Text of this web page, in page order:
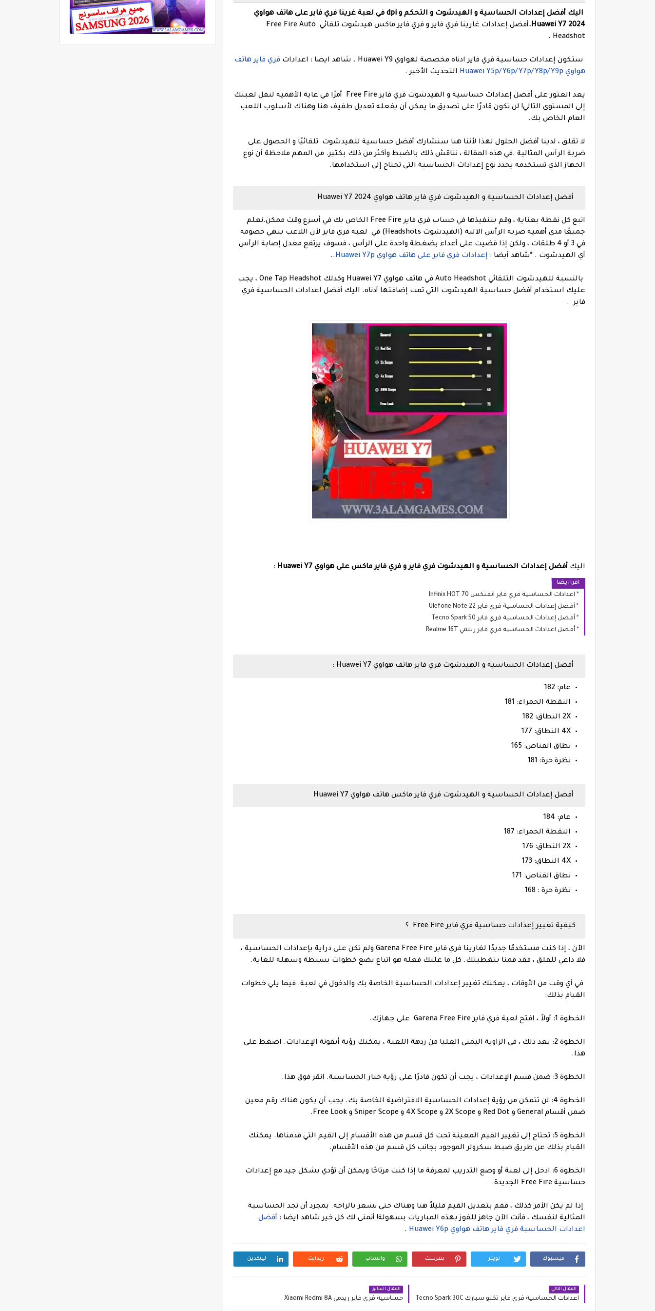
اليك أفضل إعدادات الحساسية و الهيدشوت و التحكم و dpi في لعبة غرينا فري فاير على هاتف
هواوي
Huawei Y7 2024.
أفضل إعدادات غارينا فري فاير و فري فاير ماكس هيدشوت تلقائي Free Fire Auto
Headshot .
ستكون إعدادات حساسية فري فاير ادناه مخصصة لهواوي Huawei Y9 . شاهد ايضا : اعدادات فري فاير هاتف
هواوي Huawei Y5p/Y6p/Y7p/Y8p/Y9p
التحديث الأخير .
يعد العثور على أفضل إعدادات حساسية و الهيدشوت فري فاير Free Fire أمرًا في غاية الأهمية لنقل لعبتك
إلى المستوى التالي! لن تكون قادرًا على تصديق ما يمكن أن يفعله تعديل طفيف هنا وهناك لأسلوب اللعب
العام الخاص بك.
لا تقلق ، لدينا أفضل الحلول لهذا لأننا هنا سنشارك أفضل حساسية للهيدشوت تلقائيًا و الحصول على
ضربة الرأس المثالية .في هذه المقالة ، نناقش ذلك بالضبط وأكثر من ذلك بكثير. من المهم ملاحظة أن نوع
الجهاز الذي تستخدمه يحدد نوع إعدادات الحساسية التي تحتاج إلى استخدامها.
أفضل إعدادات الحساسية و الهيدشوت فري فاير هاتف هواوي Huawei Y7 2024
اتبع كل نقطة بعناية ، وقم بتنفيذها في حساب فري فاير Free Fire الخاص بك في أسرع وقت ممكن.
نعلم
جميعًا مدى أهمية ضربة الرأس الآلية (الهيدشوت Headshots) في لعبة فري فاير لأن اللاعب ينهي خصومه
في 3 أو 4 طلقات ، ولكن إذا قضيت على أعداء بضغطة واحدة على الرأس ، فسوف يرتفع معدل إصابة الرأس
أي الهيدشوت . *شاهد أيضا : إعدادات فري فاير على هاتف هواوي Huawei Y7p ..
بالنسبة للهيدشوت التلقائي Auto Headshot في هاتف هواوي Huawei Y7 وكذلك One Tap Headshot ، يجب
عليك استخدام أفضل حساسية الهيدشوت التي تمت إضافتها أدناه. اليك أفضل اعدادات الحساسية فري
فاير .
اليك أفضل إعدادات الحساسية و الهيدشوت فري فاير و فري فاير ماكس على هواوي Huawei Y7 :
اقرا ايضا
اعدادات الحساسية فري فاير انفنكس Infinix HOT 70
أفضل إعدادات الحساسية فري فاير Ulefone Note 22
أفضل إعدادات الحساسية فري فاير Tecno Spark 50
أفضل اعدادات الحساسية فري فاير ريلمي Realme 16T
أفضل إعدادات الحساسية و الهيدشوت فري فاير هاتف هواوي Huawei Y7 :
عام: 182
النقطة الحمراء: 181
2X النطاق: 182
4X النطاق: 177
نطاق القناص: 165
نظرة حرة: 181
أفضل إعدادات الحساسية و الهيدشوت فري فاير ماكس هاتف هواوي Huawei Y7
عام: 184
النقطة الحمراء: 187
2X النطاق: 176
4X النطاق: 173
نطاق القناص: 171
نظرة حرة : 168
كيفية تغيير إعدادات حساسية فري فاير Free Fire ؟
الآن ، إذا كنت مستخدمًا جديدًا لغارينا فري فاير Garena Free Fire ولم تكن على دراية بإعدادات الحساسية ،
فلا داعي للقلق ، فقد قمنا بتغطيتك. كل ما عليك فعله هو اتباع بضع خطوات بسيطة وسهلة للغاية.
في أي وقت من الأوقات ، يمكنك تغيير إعدادات الحساسية الخاصة بك والدخول في لعبة. فيما يلي خطوات
القيام بذلك:
الخطوة 1: أولاً ، افتح لعبة فري فاير Garena Free Fire على جهازك.
الخطوة 2: بعد ذلك ، في الزاوية اليمنى العليا من ردهة اللعبة ، يمكنك رؤية أيقونة الإعدادات. اضغط على
هذا.
الخطوة 3: ضمن قسم الإعدادات ، يجب أن تكون قادرًا على رؤية خيار الحساسية. انقر فوق هذا.
الخطوة 4: لن تتمكن من رؤية إعدادات الحساسية الافتراضية الخاصة بك. يجب أن يكون هناك رقم معين
ضمن أقسام General و Red Dot و 2X Scope و 4X Scope و Sniper Scope و Free Look.
الخطوة 5: تحتاج إلى تغيير القيم المعينة تحت كل قسم من هذه الأقسام إلى القيم التي قدمناها. يمكنك
القيام بذلك عن طريق ضبط سكرولر الموجود بجانب كل قسم من هذه الأقسام.
الخطوة 6: ادخل إلى لعبة أو وضع التدريب لمعرفة ما إذا كنت مرتاحًا ويمكن أن تؤدي بشكل جيد مع إعدادات
حساسية Free Fire الجديدة.
إذا لم يكن الأمر كذلك ، فقم بتعديل القيم قليلاً هنا وهناك حتى تشعر بالراحة. بمجرد أن تجد الحساسية
المثالية لنفسك ، فأنت الآن جاهز للفوز بهذه المباريات بسهولة! أتمنى لك كل خير شاهد ايضا : أفضل
اعدادات الحساسية فري فاير هاتف هواوي Huawei Y6p
.
فيسبوك تويتر بنترست واتساب ريدايت لينكدين
المقال التالي
اعدادات الحساسية فري فاير تكنو سبارك Tecno Spark 30C
المقال السابق
حساسية فري فاير ريدمي Xiaomi Redmi 8A